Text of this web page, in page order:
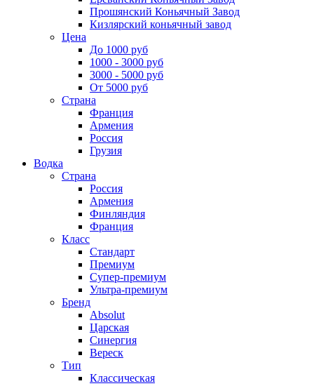
Прошянский Коньячный Завод
Кизлярский коньячный завод
Цена
До 1000 руб
1000 - 3000 руб
3000 - 5000 руб
От 5000 руб
Страна
Франция
Армения
Россия
Грузия
Водка
Страна
Россия
Армения
Финляндия
Франция
Класс
Стандарт
Премиум
Супер-премиум
Ультра-премиум
Бренд
Absolut
Царская
Синергия
Вереск
Тип
Классическая